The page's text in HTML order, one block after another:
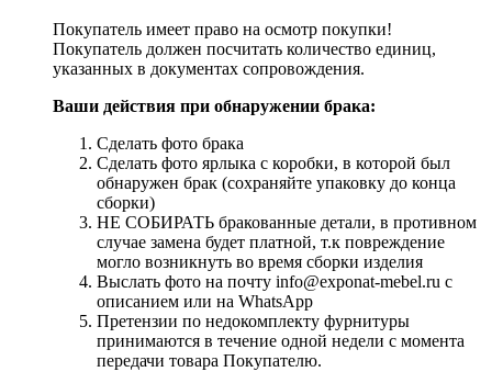
Покупатель имеет право на осмотр покупки!
Покупатель должен посчитать количество единиц,
указанных в документах сопровождения.
Ваши действия при обнаружении брака:
Сделать фото брака
Сделать фото ярлыка с коробки, в которой был
обнаружен брак (сохраняйте упаковку до конца
сборки)
НЕ СОБИРАТЬ бракованные детали, в противном
случае замена будет платной, т.к повреждение
могло возникнуть во время сборки изделия
Выслать фото на почту info@exponat-mebel.ru с
описанием или на WhatsApp
Претензии по недокомплекту фурнитуры
принимаются в течение одной недели с момента
передачи товара Покупателю.